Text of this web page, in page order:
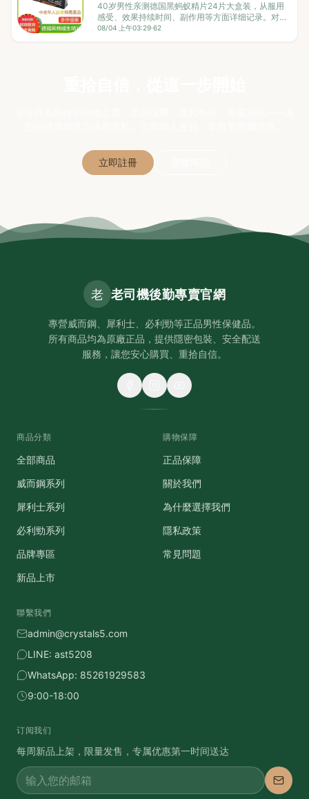
40岁男性亲测德国黑蚂蚁精片24片大盒装，从服用
感受、效果持续时间、副作用等方面详细记录。对比
同类产品，指出优缺点，并给出适用人群建议。适合
08/04 上午03:29·62
立即註冊
老 老司機後勤專賣官網
專營威而鋼、犀利士、必利勁等正品男性保健品。
所有商品均為原廠正品，提供隱密包裝、安全配送
服務，讓您安心購買、重拾自信。
商品分類
全部商品
威而鋼系列
犀利士系列
必利勁系列
品牌專區
新品上市
購物保障
正品保障
關於我們
為什麼選擇我們
隱私政策
常見問題
聯繫我們
admin@crystals5.com
LINE: ast5208
WhatsApp: 85261929583
9:00-18:00
订阅我们
每周新品上架，限量发售，专属优惠第一时间送达